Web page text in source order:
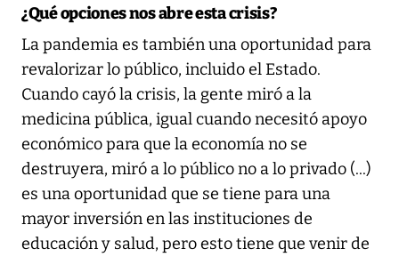
¿Qué opciones nos abre esta crisis?
La pandemia es también una oportunidad para
revalorizar lo público, incluido el Estado.
Cuando cayó la crisis, la gente miró a la
medicina pública, igual cuando necesitó apoyo
económico para que la economía no se
destruyera, miró a lo público no a lo privado (...)
es una oportunidad que se tiene para una
mayor inversión en las instituciones de
educación y salud, pero esto tiene que venir de